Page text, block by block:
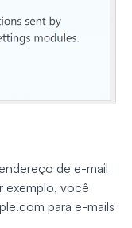
de e-mail
exemplo, você
para e-mails